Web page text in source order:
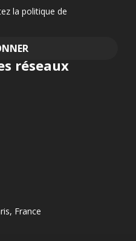
la politique de
réseaux
France